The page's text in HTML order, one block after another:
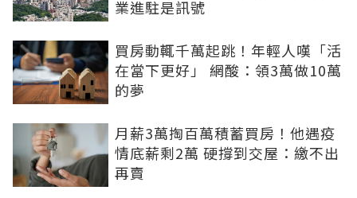
業進駐是訊號
買房動輒千萬起跳！年輕人嘆「活
在當下更好」 網酸：領3萬做10萬
的夢
月薪3萬掏百萬積蓄買房！他遇疫
情底薪剩2萬 硬撐到交屋：繳不出
再賣